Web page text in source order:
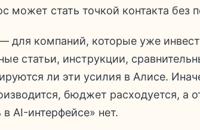
может стать точкой контакта без
для компаний, которые уже
статьи, инструкции,
ли эти усилия в Алисе.
бюджет расходуется, а
AI-интерфейсе» нет.